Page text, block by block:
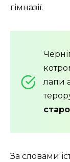
гімназії.
лапи
За словами